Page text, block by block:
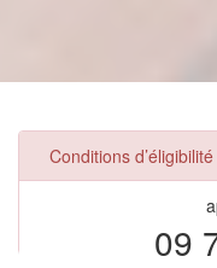
Conditions
09